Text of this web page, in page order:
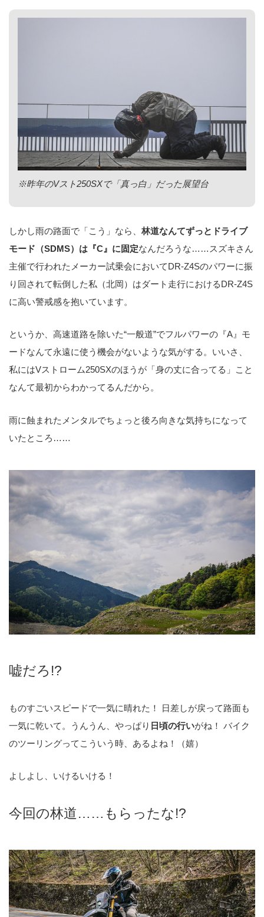
※昨年のVスト250SXで「真っ白」だった展望台
しかし雨の路面で「こう」なら、 林道なんてずっとドライブ
モード（SDMS）は『C』に固定なんだろうな……スズキさん
主催で行われたメーカー試乗会においてDR-Z4Sのパワーに振
り回されて転倒した私（北岡）はダート走行におけるDR-Z4S
に高い警戒感を抱いています。
というか、高速道路を除いた“一般道”でフルパワーの『A』モ
ードなんて永遠に使う機会がないような気がする。いいさ、
私にはVストローム250SXのほうが「身の丈に合ってる」こと
なんて最初からわかってるんだから。
雨に蝕まれたメンタルでちょっと後ろ向きな気持ちになって
いたところ……
嘘だろ!?
ものすごいスピードで一気に晴れた！ 日差しが戻って路面も
一気に乾いて。うんうん、やっぱり 日頃の行いがね！ バイク
のツーリングってこういう時、あるよね！（嬉）
よしよし、いけるいける！
今回の林道……もらったな!?